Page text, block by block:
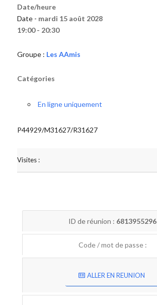
Date/heure
Date - mardi 15 août 2028
19:00 - 20:30
Groupe : Les AAmis
Catégories
En ligne uniquement
P44929/M31627/R31627
Visites :
ID de réunion : 6813955296
Code / mot de passe :
ALLER EN REUNION